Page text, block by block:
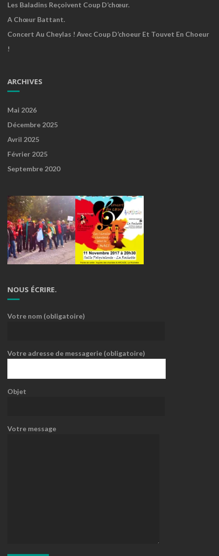
Les Baladins Reçoivent Coup D’chœur.
A Chœur Battant.
Concert Au Cheylas ! Avec Coup D’choeur Et Touvet En Choeur
!
ARCHIVES
Mai 2026
Décembre 2025
Avril 2025
Février 2025
Septembre 2020
NOUS ÉCRIRE.
Votre nom (obligatoire)
Votre adresse de messagerie (obligatoire)
Objet
Votre message